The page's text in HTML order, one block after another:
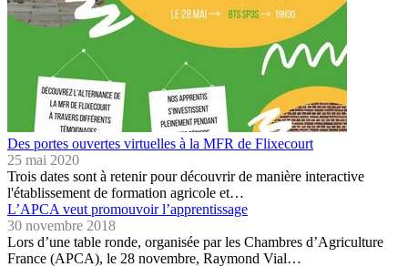
Des portes ouvertes virtuelles à la MFR de Flixecourt
25 mai 2020
Trois dates sont à retenir pour découvrir de manière interactive
l'établissement de formation agricole et…
L’APCA veut promouvoir l’apprentissage
30 novembre 2018
Lors d’une table ronde, organisée par les Chambres d’Agriculture
France (APCA), le 28 novembre, Raymond Vial…